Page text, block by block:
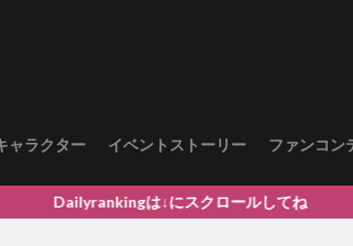
ャラクター イベントストーリー ファンコン
は↓にスクロールしてね